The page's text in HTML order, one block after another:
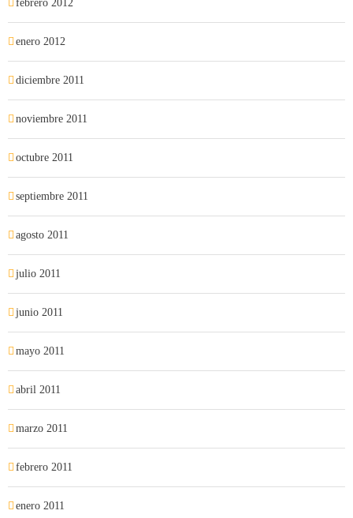
febrero 2012
enero 2012
diciembre 2011
noviembre 2011
octubre 2011
septiembre 2011
agosto 2011
julio 2011
junio 2011
mayo 2011
abril 2011
marzo 2011
febrero 2011
enero 2011